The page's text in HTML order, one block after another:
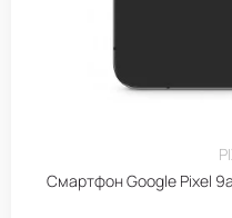
Смартфон Google Pixel